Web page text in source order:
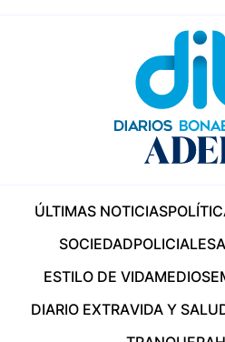
ÚLTIMAS NOTICIAS
SOCIEDADPOLICIALES
ESTILO DE VIDAMEDIOS
DIARIO EXTRAVIDA Y